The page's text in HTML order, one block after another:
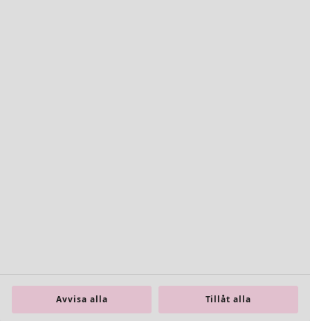
Avvisa alla Tillåt alla